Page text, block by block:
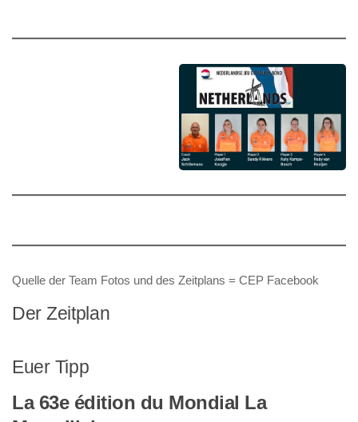
Quelle der Team Fotos und des Zeitplans = CEP Facebook
Der Zeitplan
Euer Tipp
La 63e édition du Mondial La